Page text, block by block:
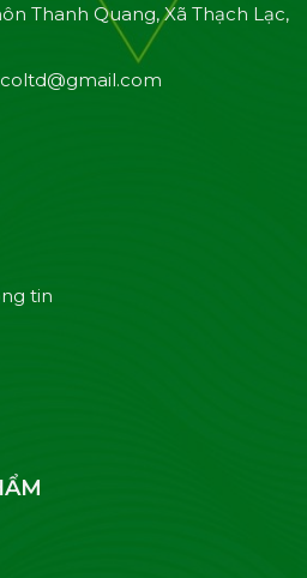
Thanh Quang, Xã Thạch Lạc,
tin